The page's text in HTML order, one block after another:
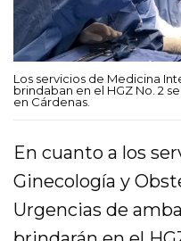
Los servicios de Medicina
brindaban en el HGZ No. 2
en Cárdenas.
En cuanto a los
Ginecología y
Urgencias de